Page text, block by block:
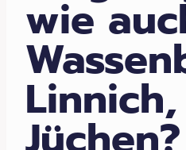
wie
Linnich,